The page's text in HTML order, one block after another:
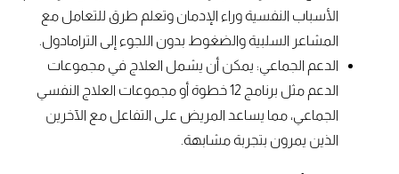
الأسباب النفسية وراء الإدمان وتعلم طرق للتعامل مع
المشاعر السلبية والضغوط بدون اللجوء إلى الترامادول.
الدعم الجماعي: يمكن أن يشمل العلاج في مجموعات
الدعم مثل برنامج 12 خطوة أو مجموعات العلاج النفسي
الجماعي، مما يساعد المريض على التفاعل مع الآخرين
الذين يمرون بتجربة مشابهة.